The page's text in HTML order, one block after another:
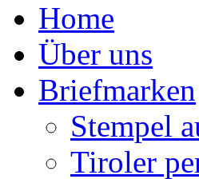
Home
Über uns
Briefmarken
Stempel
Tiroler